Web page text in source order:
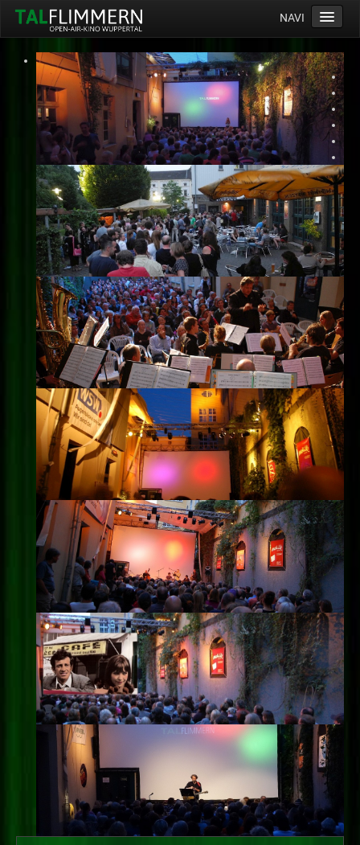
NAVI
Home
Programm
Service
Ticketinfos
Ort
Anreise
Wetter
Kinogutschein
Konzept
Archiv
Kontakt
Impressum
Datenschutz